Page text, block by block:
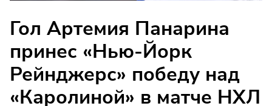
Гол Артемия Панарина
принес «Нью-Йорк
Рейнджерс» победу над
«Каролиной» в матче НХЛ